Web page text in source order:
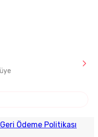
Ödeme Politikası